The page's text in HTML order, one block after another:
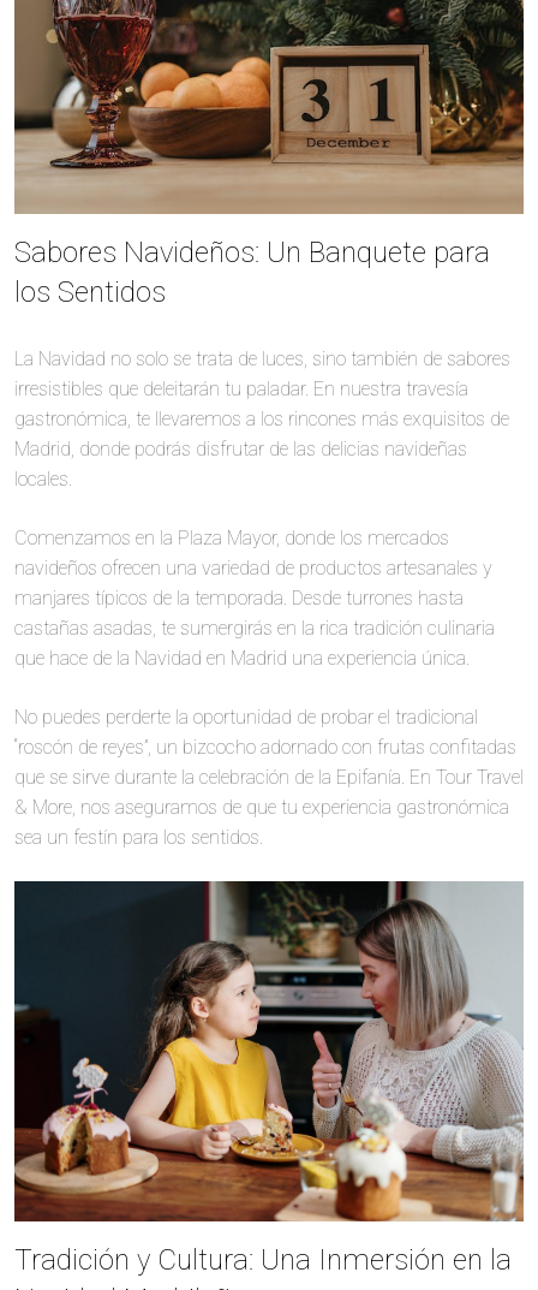
Sabores Navideños: Un Banquete para
los Sentidos
La Navidad no solo se trata de luces, sino también de sabores
irresistibles que deleitarán tu paladar. En nuestra travesía
gastronómica, te llevaremos a los rincones más exquisitos de
Madrid, donde podrás disfrutar de las delicias navideñas
locales.
Comenzamos en la Plaza Mayor, donde los mercados
navideños ofrecen una variedad de productos artesanales y
manjares típicos de la temporada. Desde turrones hasta
castañas asadas, te sumergirás en la rica tradición culinaria
que hace de la Navidad en Madrid una experiencia única.
No puedes perderte la oportunidad de probar el tradicional
“roscón de reyes”, un bizcocho adornado con frutas confitadas
que se sirve durante la celebración de la Epifanía. En Tour Travel
& More, nos aseguramos de que tu experiencia gastronómica
sea un festín para los sentidos.
Tradición y Cultura: Una Inmersión en la